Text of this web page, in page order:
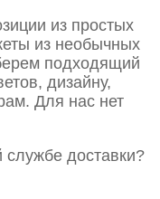
из простых
из необычных
подходящий
дизайну,
Для нас нет
службе доставки?